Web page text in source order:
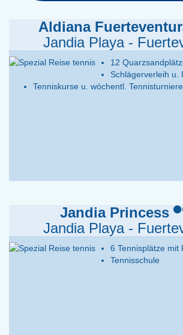
Aldiana
Jandia Playa -
12
Schlägerverleih u.
Tenniskurse u. wöchentl. Tennisturniere
Jandia Princess
Jandia Playa -
6 Tennisplätze mit
Tennisschule